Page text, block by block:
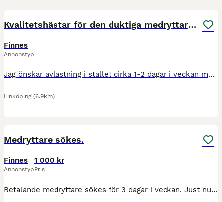
Kvalitetshästar för den duktiga medryttaren
Finnes
Annonstyp
Jag önskar avlastning i stallet cirka 1-2 dagar i veckan med anledning av småbarn. Hästarna är 6 respektive 7 år gamla och tränas och tävlas aktiv i hoppning. Dom är snälla och väluppfostrade men har
Linköping (6.9km)
Medryttare sökes.
Finnes
Annonstyp
1 000 kr
Pris
Betalande medryttare sökes för 3 dagar i veckan. Just nu behöver han jobba mycket i skritt för att bygga upp muskler sakta. Ser helst att man även tar 1 - 2 ridlektioner i månaden men inga måsten.. D